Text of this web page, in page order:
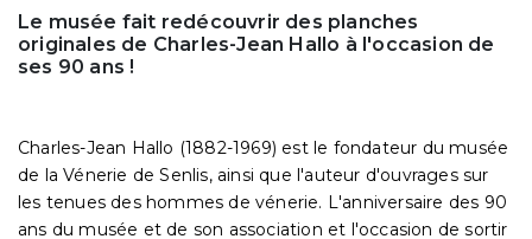
Le musée fait redécouvrir des planches
originales de Charles-Jean Hallo à l'occasion de
ses 90 ans !
Charles-Jean Hallo (1882-1969) est le fondateur du musée
de la Vénerie de Senlis, ainsi que l'auteur d'ouvrages sur
les tenues des hommes de vénerie. L'anniversaire des 90
ans du musée et de son association et l'occasion de sortir